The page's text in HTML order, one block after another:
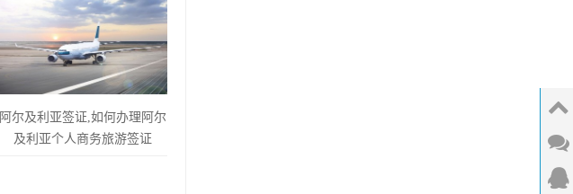
阿尔及利亚签证,如何办理阿尔
及利亚个人商务旅游签证